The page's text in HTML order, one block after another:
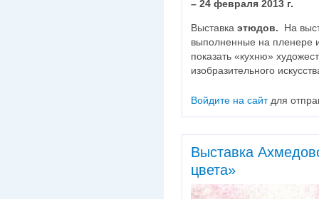
– 24 февраля 2013 г.
Выставка этюдов.
На
выполненные на пленере
показать «кухню»
изобразительного
Войдите на сайтдля
Выставка
цвета»